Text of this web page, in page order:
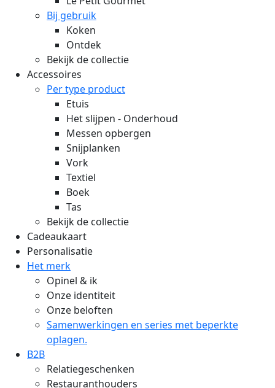
Bij gebruik
Koken
Ontdek
Bekijk de collectie
Accessoires
Per type product
Etuis
Het slijpen - Onderhoud
Messen opbergen
Snijplanken
Vork
Textiel
Boek
Tas
Bekijk de collectie
Cadeaukaart
Personalisatie
Het merk
Opinel & ik
Onze identiteit
Onze beloften
Samenwerkingen en series met beperkte
oplagen.
B2B
Relatiegeschenken
Restauranthouders